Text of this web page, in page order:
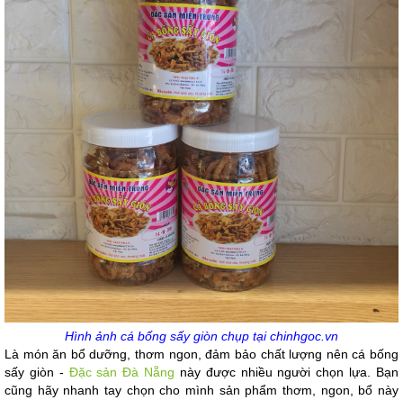
Hình ảnh cá bống sấy giòn chụp tại chinhgoc.vn
Là món ăn bổ dưỡng, thơm ngon, đảm bảo chất lượng nên cá bống
sấy giòn - Đặc sản Đà Nẵng này được nhiều người chọn lựa. Bạn
cũng hãy nhanh tay chọn cho mình sản phẩm thơm, ngon, bổ này